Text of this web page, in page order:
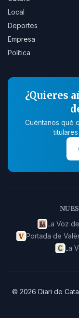
Local
Deportes
Empresa
Política
¿Quieres
Cuéntanos qué
La Voz
Portada de
La
© 2026 Diari de